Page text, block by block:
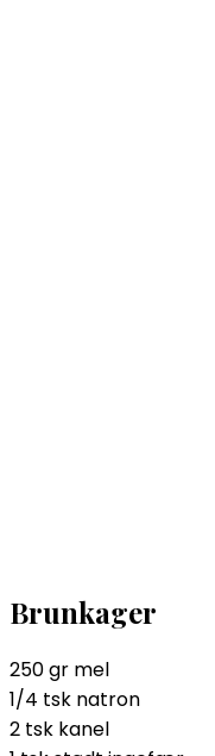
Brunkager
250 gr mel
1/4 tsk natron
2 tsk kanel